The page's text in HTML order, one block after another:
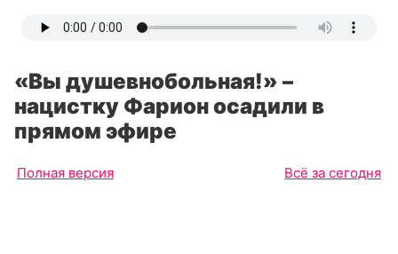
«Вы душевнобольная!» –
нацистку Фарион осадили в
прямом эфире
Полная версия Всё за сегодня